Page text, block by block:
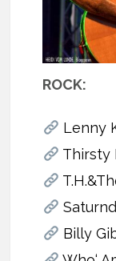
ROCK:
Lenny
Thirsty
Billy